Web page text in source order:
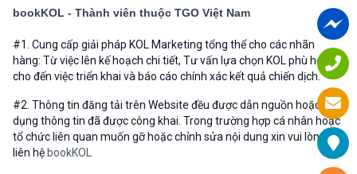
bookKOL - Thành viên thuộc TGO Việt Nam
#1. Cung cấp giải pháp KOL Marketing tổng thể cho các nhãn
hàng: Từ việc lên kế hoạch chi tiết, Tư vấn lựa chọn KOL phù hợp
cho đến việc triển khai và báo cáo chính xác kết quả chiến dịch.
#2. Thông tin đăng tải trên Website đều được dẫn nguồn hoặc sử
dụng thông tin đã được công khai. Trong trường hợp cá nhân hoặc
tổ chức liên quan muốn gỡ hoặc chỉnh sửa nội dung xin vui lòng
liên hệ bookKOL